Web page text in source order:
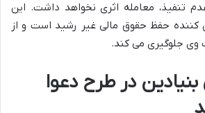
تنفیذ، معامله اثری نخواهد داشت. این
کننده حفظ حقوق مالی غیر رشید است و از
وی جلوگیری می کند.
در طرح دعوا